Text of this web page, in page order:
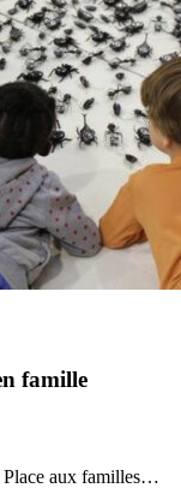
famille
Place aux familles…